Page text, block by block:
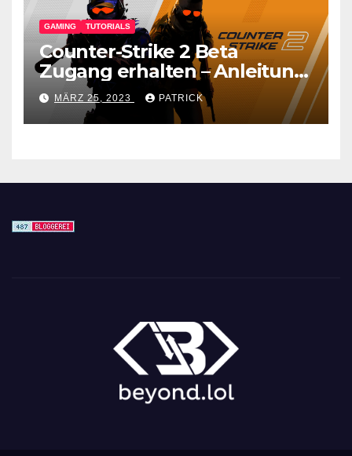
GAMING TUTORIALS
Counter-Strike 2 Beta
Zugang erhalten – Anleitung
für den CS GO Nachfolger
MÄRZ 25, 2023 PATRICK